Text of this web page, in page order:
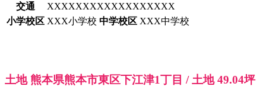
交通
XXXXXXXXXXXXXXXXXX
小学校区 XXX小学校 中学校区 XXX中学校
土地 熊本県熊本市東区下江津1丁目 / 土地 49.04坪